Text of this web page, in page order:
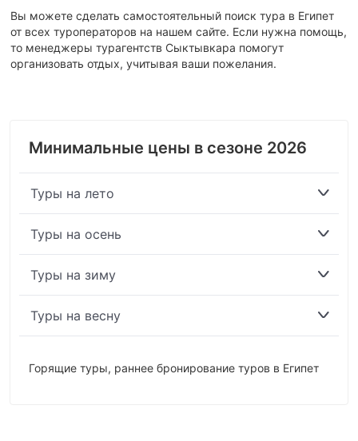
Вы можете сделать самостоятельный поиск тура в Египет
от всех туроператоров на нашем сайте. Если нужна помощь,
то менеджеры турагентств Сыктывкара помогут
организовать отдых, учитывая ваши пожелания.
Минимальные цены в сезоне 2026
Туры на лето
Туры на осень
Туры на зиму
Туры на весну
Горящие туры, раннее бронирование туров в Египет